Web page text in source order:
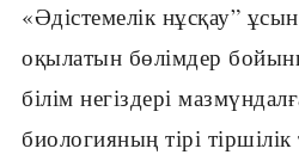
«Әдістемелік нұсқау”
оқылатын бөлімдер
білім негіздері
биологияның тірі